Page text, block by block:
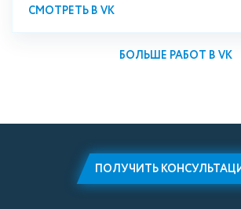
СМОТРЕТЬ В VK
БОЛЬШЕ РАБОТ В VK
ПОЛУЧИТЬ